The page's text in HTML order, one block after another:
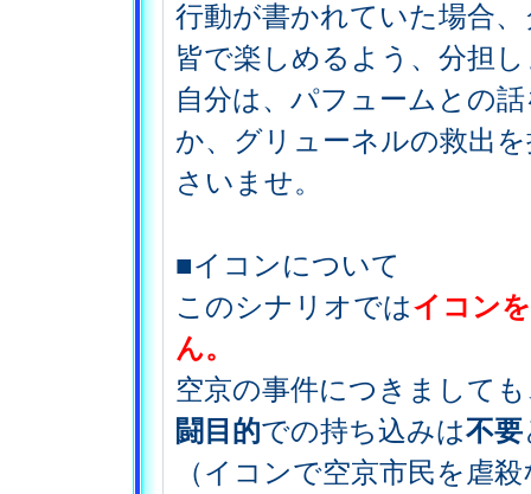
行動が書かれていた場合
皆で楽しめるよう、分担
自分は、パフュームとの
か、グリューネルの救出
さいませ。
■イコンについて
このシナリオではイコン
ん。
空京の事件につきまして
闘目的での持ち込みは不要
（イコンで空京市民を虐